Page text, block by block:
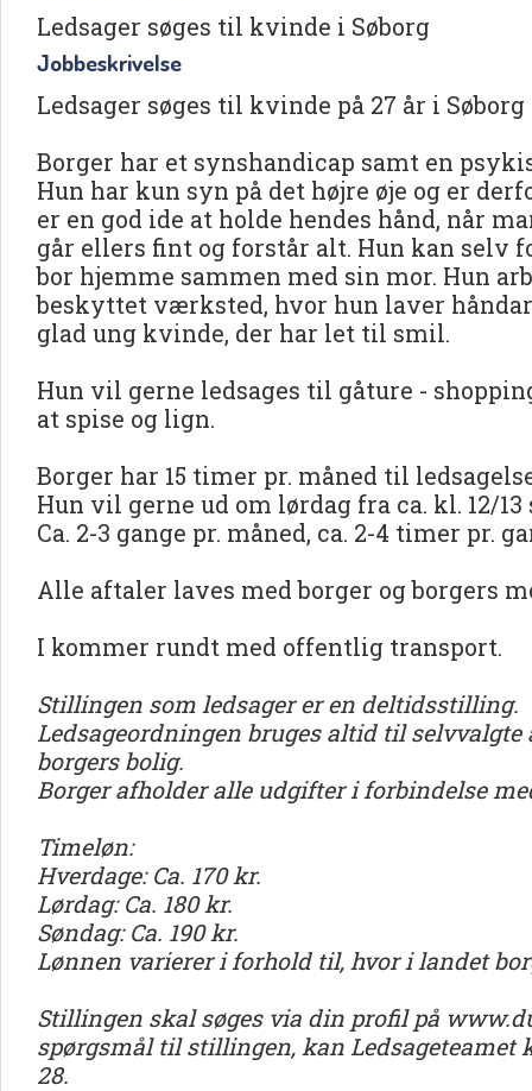
Ledsager søges til kvinde i Søborg
Jobbeskrivelse
Ledsager søges til kvinde på 27 år i Søborg
Borger har et synshandicap samt en
Hun har kun syn på det højre øje og er
er en god ide at holde hendes hånd, når
går ellers fint og forstår alt. Hun kan selv
bor hjemme sammen med sin mor. Hun
beskyttet værksted, hvor hun laver
glad ung kvinde, der har let til smil.
Hun vil gerne ledsages til gåture -
at spise og lign.
Borger har 15 timer pr. måned til
Hun vil gerne ud om lørdag fra ca. kl. 12/
Ca. 2-3 gange pr. måned, ca. 2-4 timer pr.
Alle aftaler laves med borger og borgers
I kommer rundt med offentlig transport.
Stillingen som ledsager er en deltidsstilling.
Ledsageordningen bruges altid til
borgers bolig.
Borger afholder alle udgifter i forbindelse
Timeløn:
Hverdage: Ca. 170 kr.
Lørdag: Ca. 180 kr.
Søndag: Ca. 190 kr.
Lønnen varierer i forhold til, hvor i landet
Stillingen skal søges via din profil på
spørgsmål til stillingen, kan Ledsageteamet
28.